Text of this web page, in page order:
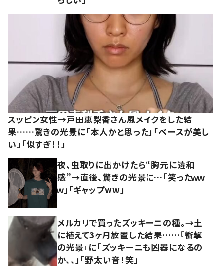
スッピン女性→戸田恵梨香さん風メイクをした結
果……驚きの光景に「本人かと思った」「ベースが美し
い」「似すぎ！！」
夜、虫取りに出かけたら“胸元に違和
感”→直後、驚きの光景に…「笑ったｗｗ
ｗ」「ギャップww」
メルカリで買ったズッキーニの種。→土
に植えて3ヶ月放置した結果……『衝撃
の光景』に「ズッキーニも凶器になるの
か、、」「野太い音！笑」